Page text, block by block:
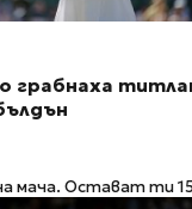
грабнаха
мача. Остават ти